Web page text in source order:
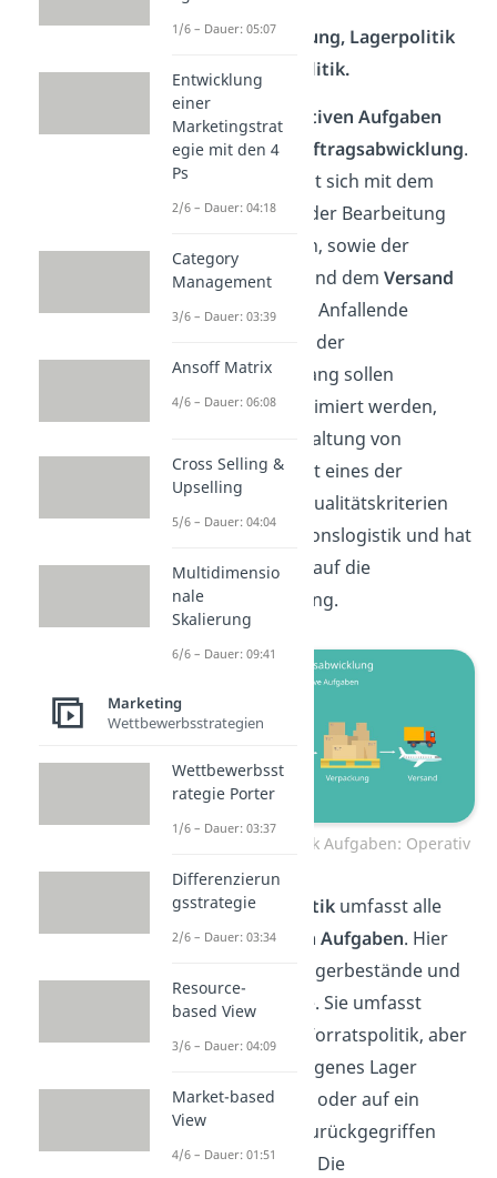
Auftragsabwicklung, Lagerpolitik
und
Transportpolitik.
Zu denoperativen Aufgaben
gehört die
Auftragsabwicklung.
Sie beschäftigt sich mit dem
Eingang und der Bearbeitung
von Aufträgen, sowie der
Verpackung
und dem Versand
der Produkte. Anfallende
Prozesse und der
Auftragseingang sollen
möglichst optimiert werden,
denn die Einhaltung von
Lieferzeiten ist eines der
wichtigsten Qualitätskriterien
der Distributionslogistik und hat
auch Einfluss auf die
Kundenbindung.
Distributionslogistik Aufgaben: Operativ
DieLagerpolitik umfasst alle
strategischen Aufgaben. Hier
geht es um Lagerbestände und
Lagersysteme. Sie umfasst
Themen der Vorratspolitik, aber
auch ob ein eigenes Lager
errichtet wird oder auf ein
Fremdlager zurückgegriffen
werden kann. Die
1/6 – Dauer: 05:07
Entwicklung
einer
Marketingstrat
egie mit den 4
Ps
2/6 – Dauer: 04:18
Category
Management
3/6 – Dauer: 03:39
Ansoff Matrix
4/6 – Dauer: 06:08
Cross Selling &
Upselling
5/6 – Dauer: 04:04
Multidimensio
nale
Skalierung
6/6 – Dauer: 09:41
Marketing
Wettbewerbsstrategien
Wettbewerbsst
rategie Porter
1/6 – Dauer: 03:37
Differenzierun
gsstrategie
2/6 – Dauer: 03:34
Resource-
based View
3/6 – Dauer: 04:09
Market-based
View
4/6 – Dauer: 01:51